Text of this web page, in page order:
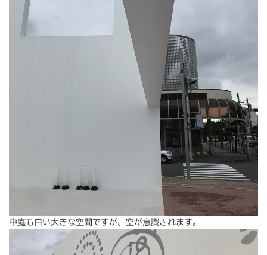
中庭も白い大きな空間ですが、空が意識されます。